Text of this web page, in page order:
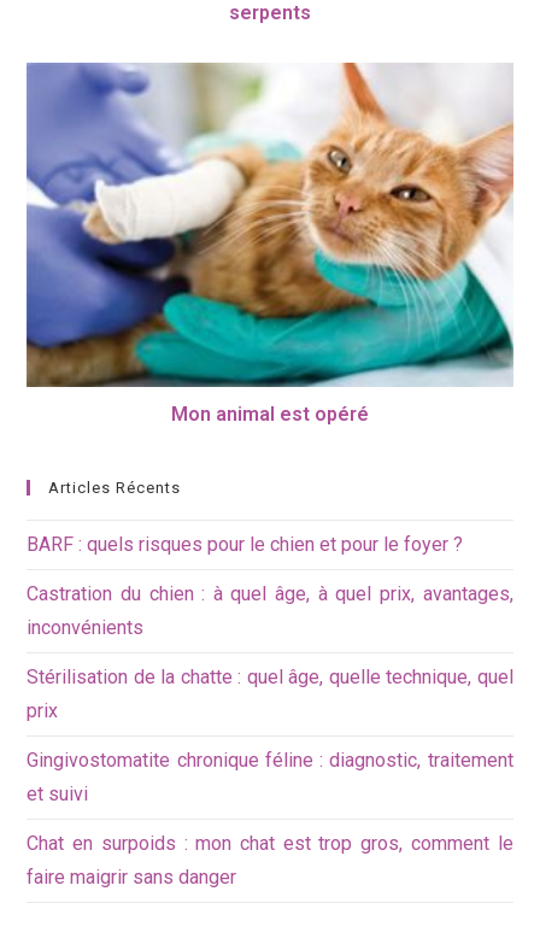
serpents
Mon animal est opéré
Articles Récents
BARF : quels risques pour le chien et pour le foyer ?
Castration du chien : à quel âge, à quel prix, avantages,
inconvénients
Stérilisation de la chatte : quel âge, quelle technique, quel
prix
Gingivostomatite chronique féline : diagnostic, traitement
et suivi
Chat en surpoids : mon chat est trop gros, comment le
faire maigrir sans danger